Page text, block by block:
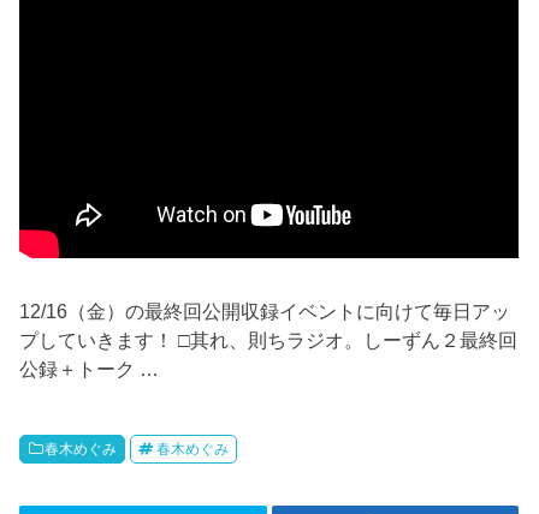
12/16（金）の最終回公開収録イベントに向けて毎日アッ
プしていきます！ □其れ、則ちラジオ。しーずん２最終回
公録＋トーク …
春木めぐみ 春木めぐみ